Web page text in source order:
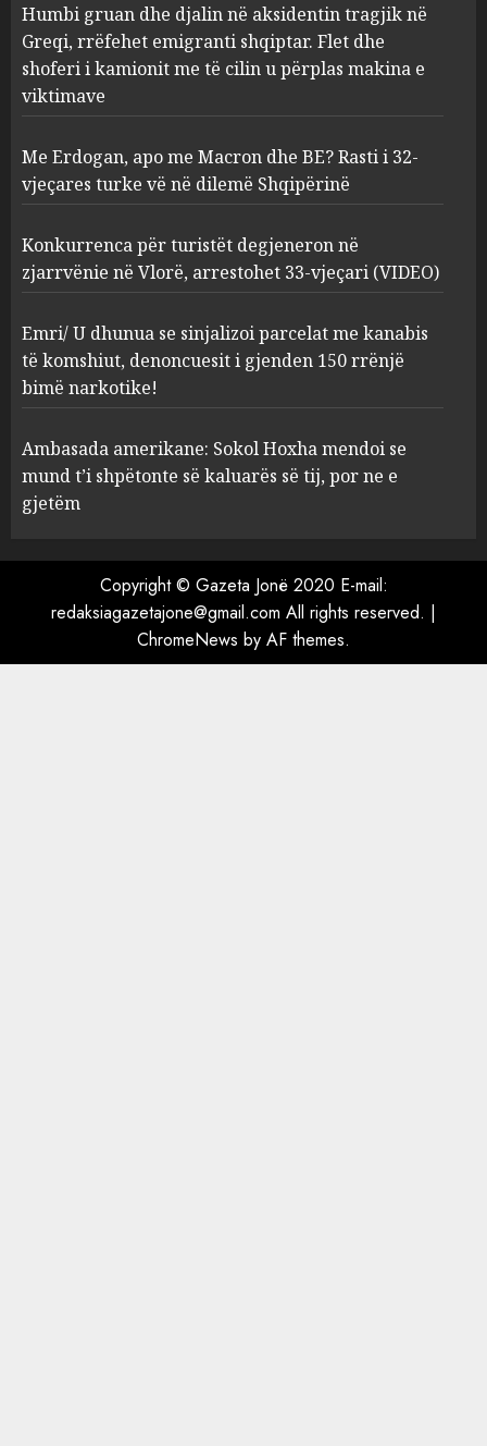
2
dhe BE? Rasti i 32-vjeçares
turke vë në dilemë Shqipërinë
AUGUST 7, 2026
3
Konkurrenca për turistët
degjeneron në zjarrvënie në
Vlorë, arrestohet 33-vjeçari
(VIDEO)
AUGUST 7, 2026
Emri/ U dhunua se sinjalizoi
parcelat me kanabis të
komshiut, denoncuesit i
gjenden 150 rrënjë bimë
AUGUST 7, 2026
AUGUST 7, 2026
Humbi gruan dhe djalin në aksidentin tragjik në
Greqi, rrëfehet emigranti shqiptar. Flet dhe
shoferi i kamionit me të cilin u përplas makina e
viktimave
Me Erdogan, apo me Macron dhe BE? Rasti i 32-
vjeçares turke vë në dilemë Shqipërinë
Konkurrenca për turistët degjeneron në
zjarrvënie në Vlorë, arrestohet 33-vjeçari (VIDEO)
Emri/ U dhunua se sinjalizoi parcelat me kanabis
të komshiut, denoncuesit i gjenden 150 rrënjë
bimë narkotike!
Ambasada amerikane: Sokol Hoxha mendoi se
mund t’i shpëtonte së kaluarës së tij, por ne e
gjetëm
Copyright © Gazeta Jonë 2020 E-mail:
redaksiagazetajone@gmail.com All rights reserved. |
ChromeNews by AF themes.